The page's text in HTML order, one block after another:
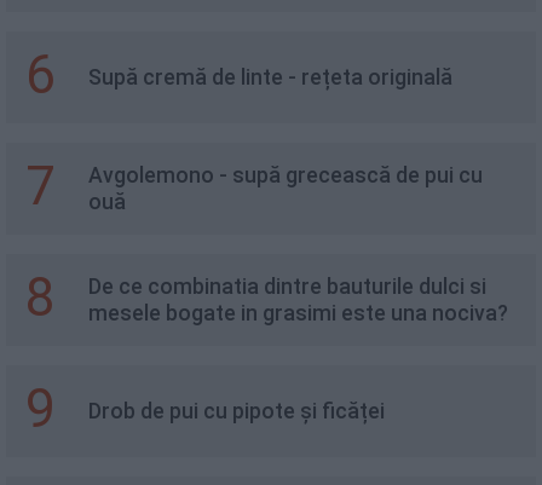
6 Supă cremă de linte - rețeta originală
7
Avgolemono - supă grecească de pui cu
ouă
8
De ce combinatia dintre bauturile dulci si
mesele bogate in grasimi este una nociva?
9 Drob de pui cu pipote și ficăței